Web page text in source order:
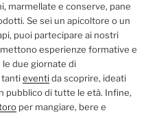
marmellate e conserve, pane
Se sei un apicoltore o un
puoi partecipare ai nostri
esperienze formative e
due giornate di
tanti eventi da scoprire, ideati
pubblico di tutte le età. Infine,
per mangiare, bere e